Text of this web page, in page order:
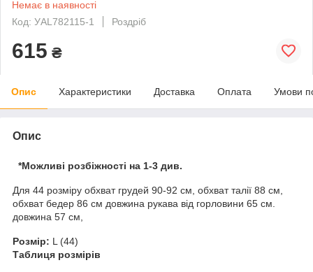
Немає в наявності
Код: УAL782115-1
Роздріб
615 ₴
Опис Характеристики Доставка Оплата Умови
Опис
Розмір: L (44)
Таблиця розмірів
Для 44 розміру обхват грудей 90-92 см, обхват талії 88 см,
обхват бедер 86 см довжина рукава від горловини 65 см.
довжина 57 см,
*Можливі розбіжності на 1-3 див.